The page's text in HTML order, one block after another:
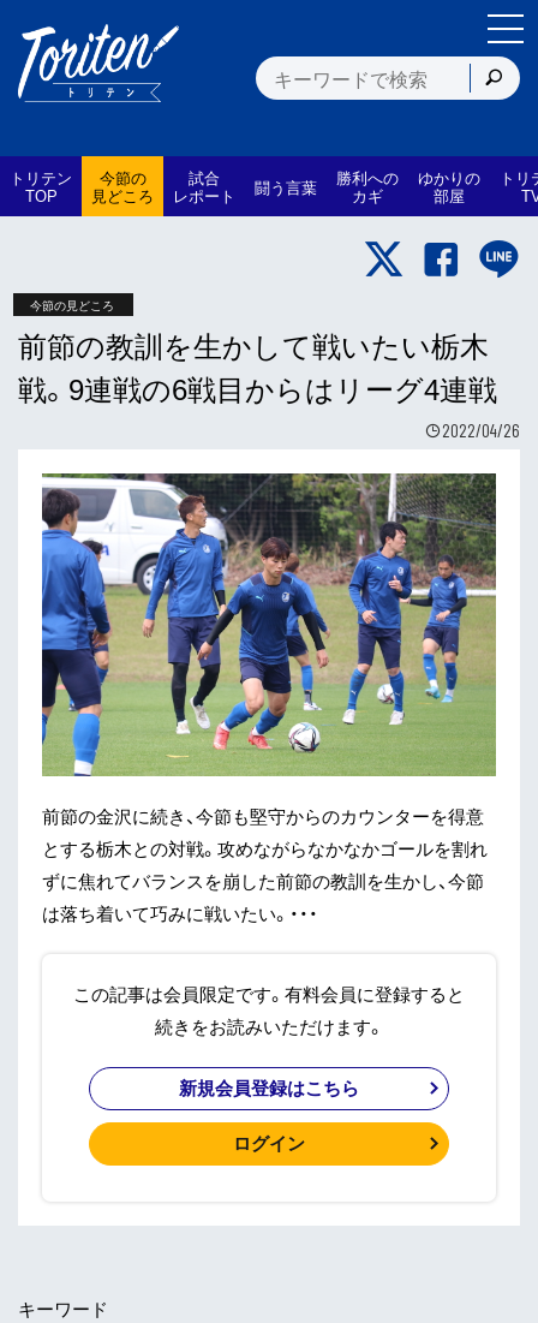
トリテン
TOP
今節の
見どころ
試合
レポート 闘う言葉 勝利への
カギ
ゆかりの
部屋
トリ
今節の見どころ
前節の教訓を生かして戦いたい栃木
戦。9連戦の6戦目からはリーグ4連戦
2022/04/26
前節の金沢に続き、今節も堅守からのカウンターを得意
とする栃木との対戦。攻めながらなかなかゴールを割れ
ずに焦れてバランスを崩した前節の教訓を生かし、今節
は落ち着いて巧みに戦いたい。・・・
この記事は会員限定です。有料会員に登録すると
続きをお読みいただけます。
新規会員登録はこちら
ログイン
キーワード